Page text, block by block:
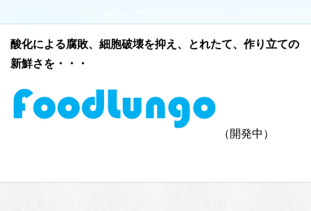
酸化による腐敗、細胞破壊を抑え、とれたて、作り立ての
新鮮さを・・・
（開発中）